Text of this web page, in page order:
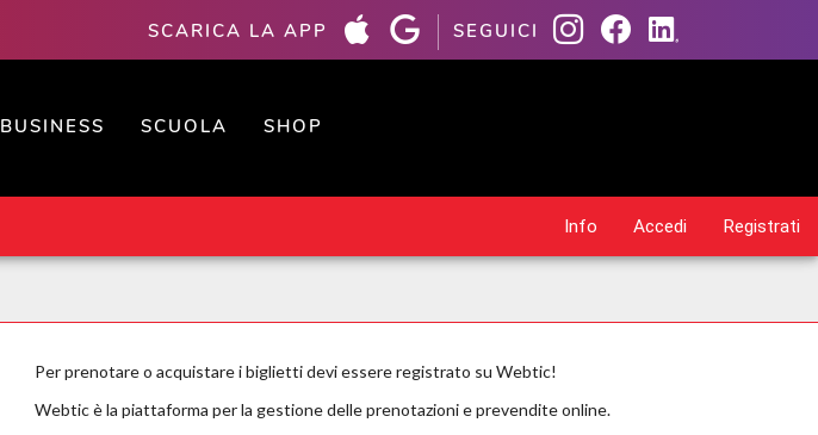
SCARICA LA APP SEGUICI
BUSINESS SCUOLA SHOP